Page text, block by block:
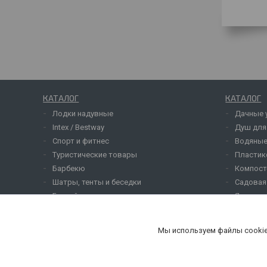
КАТАЛОГ
Лодки надувные
Intex / Bestway
Спорт и фитнес
Туристические товары
Барбекю
Шатры, тенты и беседки
Бассейны
КАТАЛОГ
Дачные
Душ для
Ящики
Мы используем файлы